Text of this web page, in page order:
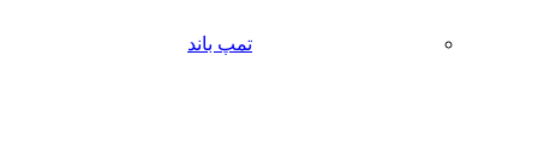
تمپ باند